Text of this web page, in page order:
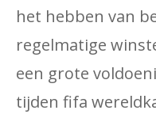
het hebben van
regelmatige
een grote
tijden fifa